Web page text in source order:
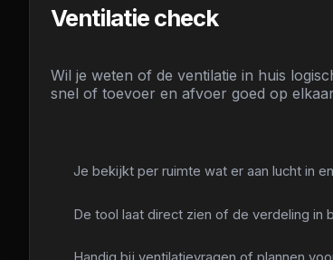
Ventilatie check
Wil je weten of de ventilatie in huis
snel of toevoer en afvoer goed op
Je bekijkt per ruimte wat er aan lucht in
De tool laat direct zien of de verdeling in